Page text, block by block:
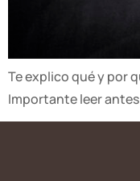
Te explico qué y por
Importante leer